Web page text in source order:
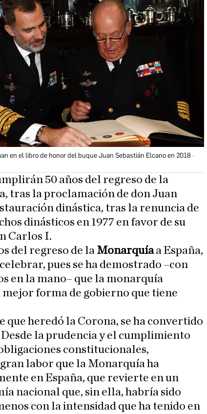
en el libro de honor del buque Juan Sebastián Elcano en 2018
50 años del regreso de la
tras la proclamación de don Juan
dinástica, tras la renuncia de
dinásticos en 1977 en favor de su
Carlos I.
del regreso de la Monarquíaa España,
pues se ha demostrado –con
en la mano– que la monarquía
forma de gobierno que tiene
que heredó la Corona, se ha convertido
la prudencia y el cumplimiento
constitucionales,
labor que la Monarquía ha
en España, que revierte en un
nacional que, sin ella, habría sido
con la intensidad que ha tenido en